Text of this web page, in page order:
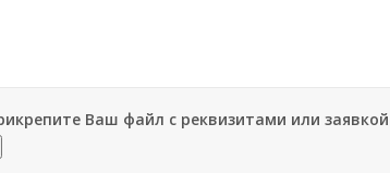
Ваш файл с реквизитами или заявкой